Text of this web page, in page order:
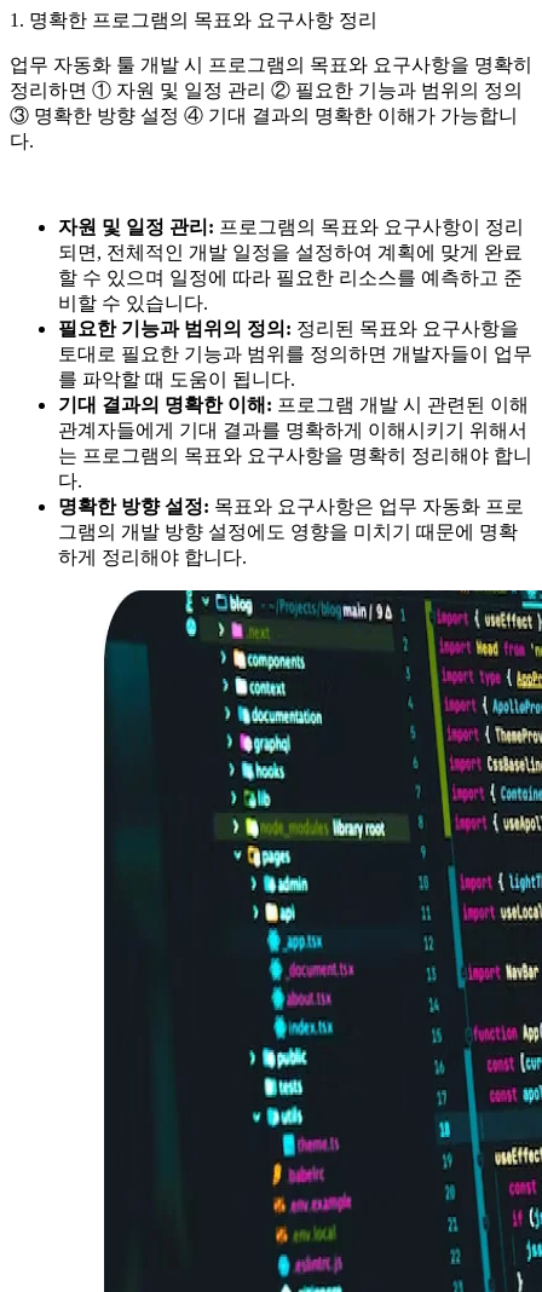
1. 명확한 프로그램의 목표와 요구사항 정리
업무 자동화 툴 개발 시 프로그램의 목표와 요구사항을 명확히
정리하면 ① 자원 및 일정 관리 ② 필요한 기능과 범위의 정의
③ 명확한 방향 설정 ④ 기대 결과의 명확한 이해가 가능합니
다.
자원 및 일정 관리: 프로그램의 목표와 요구사항이 정리
되면, 전체적인 개발 일정을 설정하여 계획에 맞게 완료
할 수 있으며 일정에 따라 필요한 리소스를 예측하고 준
비할 수 있습니다.
필요한 기능과 범위의 정의: 정리된 목표와 요구사항을
토대로 필요한 기능과 범위를 정의하면 개발자들이 업무
를 파악할 때 도움이 됩니다.
기대 결과의 명확한 이해: 프로그램 개발 시 관련된 이해
관계자들에게 기대 결과를 명확하게 이해시키기 위해서
는 프로그램의 목표와 요구사항을 명확히 정리해야 합니
다.
명확한 방향 설정: 목표와 요구사항은 업무 자동화 프로
그램의 개발 방향 설정에도 영향을 미치기 때문에 명확
하게 정리해야 합니다.